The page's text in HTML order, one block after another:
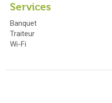
Services
Banquet
Traiteur
Wi-Fi